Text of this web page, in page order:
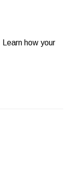
Learn how your